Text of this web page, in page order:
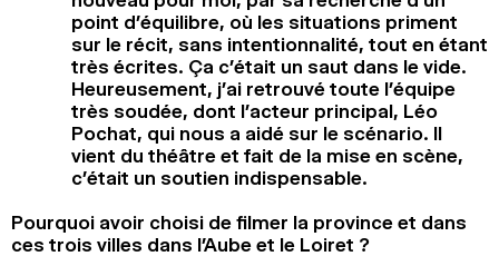
point d’équilibre, où les situations priment
sur le récit, sans intentionnalité, tout en étant
très écrites. Ça c’était un saut dans le vide.
Heureusement, j’ai retrouvé toute l’équipe
très soudée, dont l’acteur principal, Léo
Pochat, qui nous a aidé sur le scénario. Il
vient du théâtre et fait de la mise en scène,
c’était un soutien indispensable.
Pourquoi avoir choisi de filmer la province et dans
ces trois villes dans l’Aube et le Loiret ?